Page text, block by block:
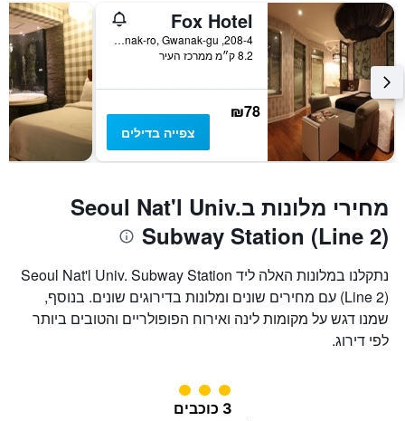
Fox Hotel
208-4, Gwanak-ro, Gwanak-gu, סיאול, דרום קוריאה
8.2 ק״מ ממרכז העיר
₪78
צפייה בדילים
מחירי מלונות בSeoul Nat'l Univ.
Subway Station (Line 2)
נתקלנו במלונות האלה ליד Seoul Nat'l Univ. Subway Station
(Line 2) עם מחירים שונים ומלונות בדירוגים שונים. בנוסף,
שמנו דגש על מקומות לינה ואירוח הפופולריים והטובים ביותר
לפי דירוג.
3 דירוג מחלקת נוסעים
3 כוכבים